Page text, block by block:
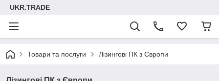
UKR.TRADE
Товари та послуги Лізингові ПК з Європи